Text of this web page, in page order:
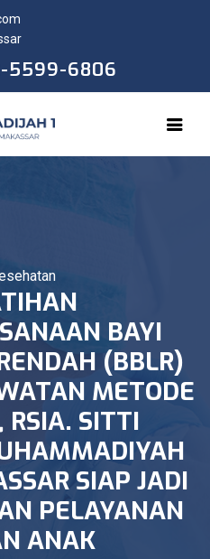
5599-6806
BAYI
(BBLR)
METODE
RSIA. SITTI
SIAP JADI
PELAYANAN
ANAK